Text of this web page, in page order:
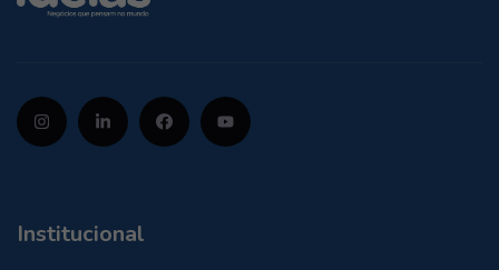
Institucional